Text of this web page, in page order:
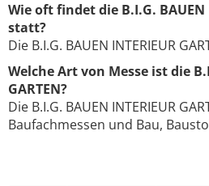
Wie oft findet die B.I.G. BAUEN
statt?
Die B.I.G. BAUEN INTERIEUR
Welche Art von Messe ist die
GARTEN?
Die B.I.G. BAUEN INTERIEUR
Baufachmessen und Bau,